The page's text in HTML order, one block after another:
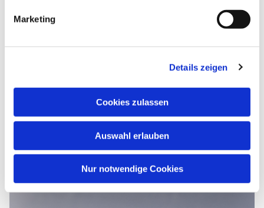
Marketing
Details zeigen
Cookies zulassen
Auswahl erlauben
Nur notwendige Cookies